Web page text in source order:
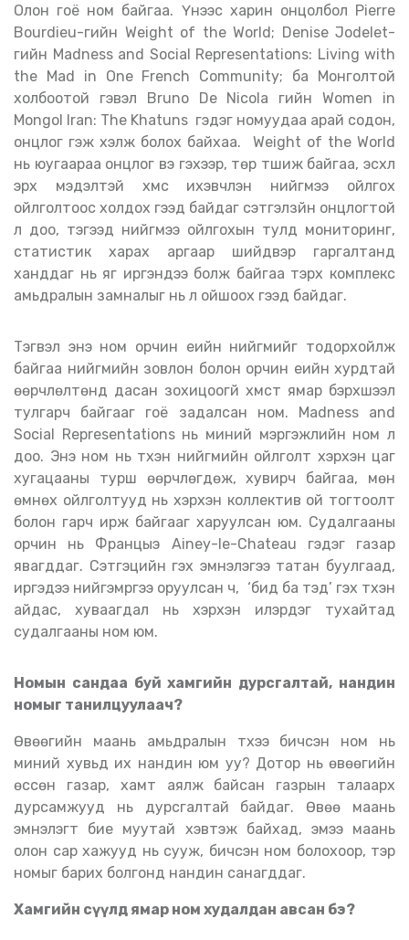
Олон гоё ном байгаа. Үүнээс харин онцолбол Pierre
Bourdieu-гийн Weight of the World; Denise Jodelet-
гийн Madness and Social Representations: Living with
the Mad in One French Community; ба Монголтой
холбоотой гэвэл Bruno De Nicola гийн Women in
Mongol Iran: The Khatuns гэдэг номуудаа арай содон,
онцлог гэж хэлж болох байхаа. Weight of the World
нь юугаараа онцлог вэ гэхээр, төр түшиж байгаа, эсхүл
эрх мэдэлтэй хүмүүс ихэвчлэн нийгмээ ойлгох
ойлголтоос холдох гээд байдаг сэтгэлзүйн онцлогтой
л доо, тэгээд нийгмээ ойлгохын тулд мониторинг,
статистик харах аргаар шийдвэр гаргалтанд
ханддаг нь яг иргэндээ болж байгаа тэрхүү комплекс
амьдралын замналыг нь үл ойшоох гээд байдаг.
Тэгвэл энэ ном орчин үеийн нийгмийг тодорхойлж
байгаа нийгмийн зовлон болон орчин үеийн хурдтай
өөрчлөлтөнд дасан зохицоогүй хүмүүст ямар бэрхшээл
тулгарч байгааг гоё задалсан ном. Madness and
Social Representations нь миний мэргэжлийн ном л
доо. Энэ ном нь түүхэн нийгмийн ойлголт хэрхэн цаг
хугацааны турш өөрчлөгдөж, хувирч байгаа, мөн
өмнөх ойлголтууд нь хэрхэн коллектив ой тогтоолт
болон гарч ирж байгааг харуулсан юм. Судалгааны
орчин нь Францыэ Ainey-le-Chateau гэдэг газар
явагддаг. Сэтгэцийн гэх эмнэлэгээ татан буулгаад,
иргэдээ нийгэмрүүгээ оруулсан ч, ‘бид ба тэд’ гэх түүхэн
айдас, хуваагдал нь хэрхэн илэрдэг тухайтад
судалгааны ном юм.
Номын сандаа буй хамгийн дурсгалтай, нандин
номыг танилцуулаач?
Өвөөгийн маань амьдралын түүхээ бичсэн ном нь
миний хувьд их нандин юм уу? Дотор нь өвөөгийн
өссөн газар, хамт аялж байсан газрын талаарх
дурсамжууд нь дурсгалтай байдаг. Өвөө маань
эмнэлэгт бие муутай хэвтэж байхад, эмээ маань
олон сар хажууд нь сууж, бичсэн ном болохоор, тэр
номыг барих болгонд нандин санагддаг.
Хамгийн сүүлд ямар ном худалдан авсан бэ?